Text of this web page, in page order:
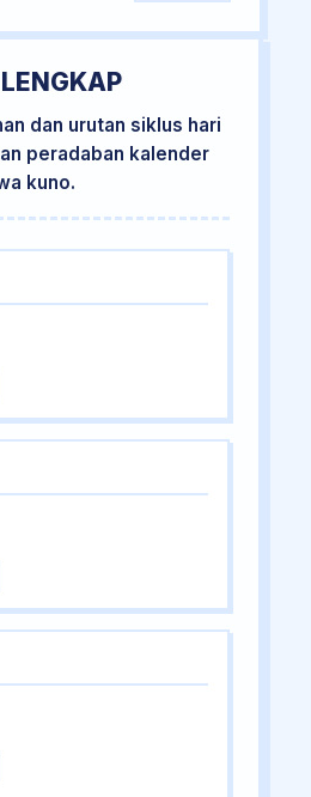
dan urutan siklus hari
peradaban kalender
kuno.